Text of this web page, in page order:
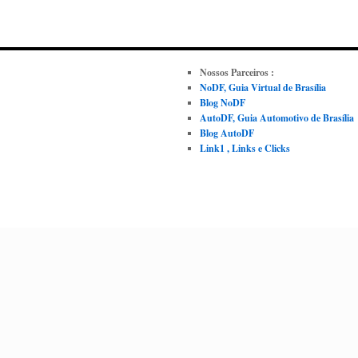
Nossos Parceiros :
NoDF, Guia Virtual de Brasília
Blog NoDF
AutoDF, Guia Automotivo de Brasília
Blog AutoDF
Link1 , Links e Clicks